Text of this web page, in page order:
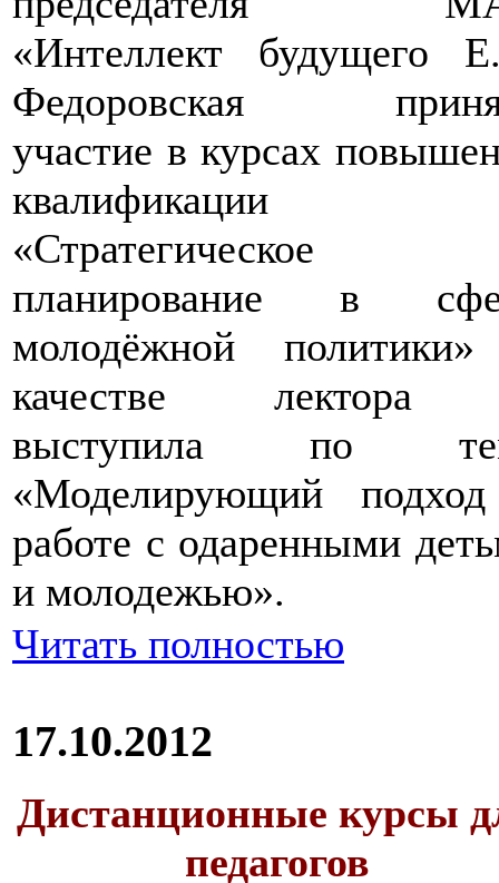
«Интеллект будущего
Федоровская
участие в курсах
квалификации
«Стратегическое
планирование в
молодёжной
качестве
выступила по
«Моделирующий
работе с одаренными
и молодежью».
Читать полностью
17.10.2012
Дистанционные курсы
педагогов